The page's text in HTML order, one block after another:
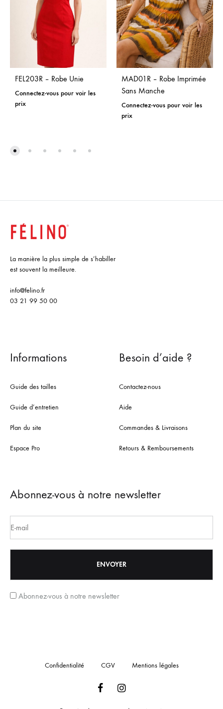
FEL203R – Robe Unie
Connectez-vous pour voir les
prix
MAD01R – Robe Imprimée
Sans Manche
Connectez-vous pour voir les
prix
La manière la plus simple de s’habiller
est souvent la meilleure.
info@felino.fr
03 21 99 50 00
Informations
Guide des tailles
Guide d’entretien
Plan du site
Espace Pro
Besoin d’aide ?
Contactez-nous
Aide
Commandes & Livraisons
Retours & Remboursements
Abonnez-vous à notre newsletter
Abonnez-vous à notre newsletter
Confidentialité CGV Mentions légales
FacebookInstagram